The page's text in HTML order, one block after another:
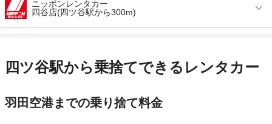
ニッポンレンタカー
四谷店(四ツ谷駅から300m)
アクセス 四ツ谷駅より徒歩で約3分（送迎なし）
店舗詳細 店舗詳細ページはこちら
四ツ谷駅から乗捨てできるレンタカー
羽田空港までの乗り捨て料金